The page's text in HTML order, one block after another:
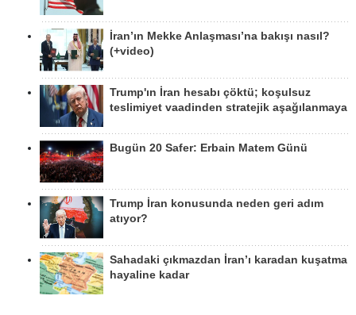
İran’ın Mekke Anlaşması’na bakışı nasıl?
(+video)
Trump'ın İran hesabı çöktü; koşulsuz
teslimiyet vaadinden stratejik aşağılanmaya
Bugün 20 Safer: Erbain Matem Günü
Trump İran konusunda neden geri adım
atıyor?
Sahadaki çıkmazdan İran’ı karadan kuşatma
hayaline kadar